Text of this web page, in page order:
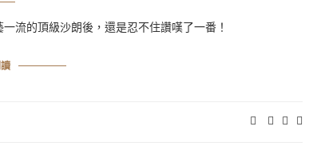
流的頂級沙朗後，還是忍不住讚嘆了一番！